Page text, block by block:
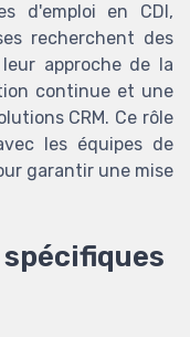
d'emploi en CDI,
recherchent des
approche de la
continue et une
CRM. Ce rôle
les équipes de
garantir une mise